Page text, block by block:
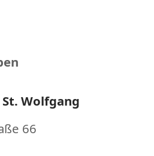
Wolfgang
66